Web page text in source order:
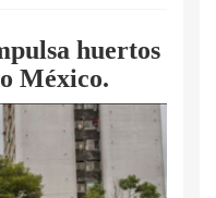
huertos
México.